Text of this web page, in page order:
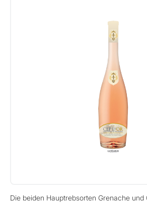
Die beiden Hauptrebsorten Grenache und